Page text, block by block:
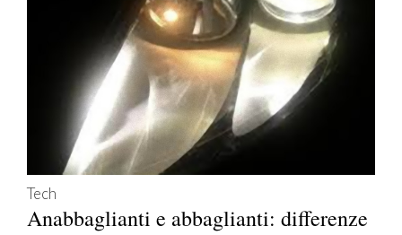
Tech
Anabbaglianti e abbaglianti: differenze